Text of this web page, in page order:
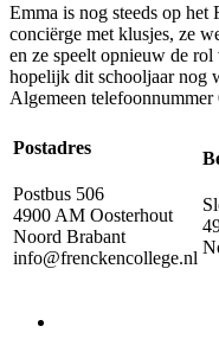
Emma is nog steeds op het
conciërge met klusjes, ze
en ze speelt opnieuw de
hopelijk dit schooljaar nog
Algemeen telefoonnummer
Postadres
Postbus 506
4900 AM Oosterhout
Noord Brabant
info@frenckencollege.nl